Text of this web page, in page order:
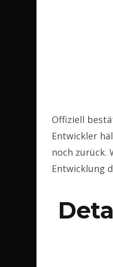
Offiziell
Entwickler
noch zurück.
Entwicklung